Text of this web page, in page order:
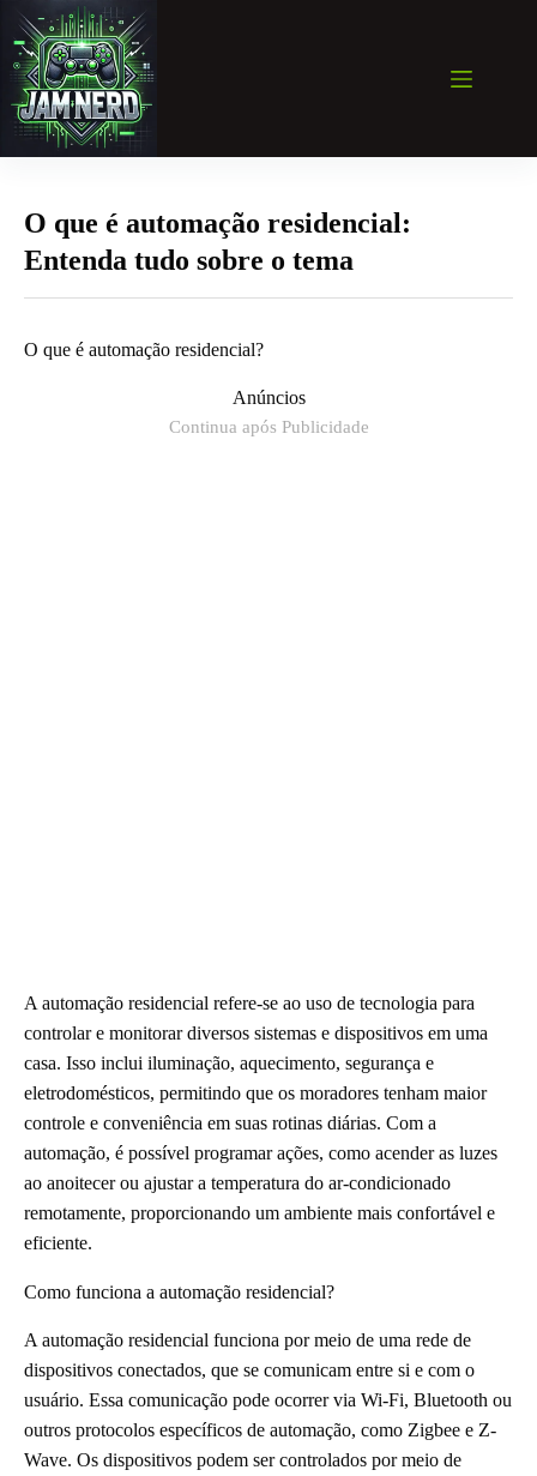
para
conteúdo
O que é automação residencial:
Entenda tudo sobre o tema
O que é automação residencial?
Anúncios
Continua após Publicidade
A automação residencial refere-se ao uso de tecnologia para
controlar e monitorar diversos sistemas e dispositivos em uma
casa. Isso inclui iluminação, aquecimento, segurança e
eletrodomésticos, permitindo que os moradores tenham maior
controle e conveniência em suas rotinas diárias. Com a
automação, é possível programar ações, como acender as luzes
ao anoitecer ou ajustar a temperatura do ar-condicionado
remotamente, proporcionando um ambiente mais confortável e
eficiente.
Como funciona a automação residencial?
A automação residencial funciona por meio de uma rede de
dispositivos conectados, que se comunicam entre si e com o
usuário. Essa comunicação pode ocorrer via Wi-Fi, Bluetooth ou
outros protocolos específicos de automação, como Zigbee e Z-
Wave. Os dispositivos podem ser controlados por meio de